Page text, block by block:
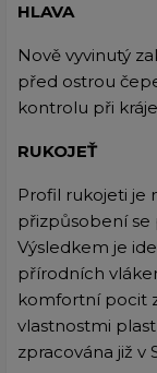
HLAVA
Nově vyvinutý
před ostrou
kontrolu při
RUKOJEŤ
Profil rukojeti je
přizpůsobení
Výsledkem je
přírodních
komfortní pocit
vlastnostmi
zpracována již v